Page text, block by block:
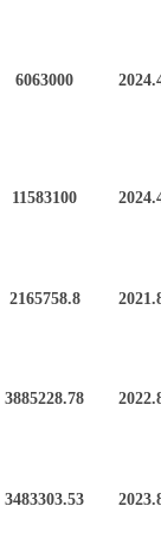
6063000
11583100
2165758.8
3885228.78
3483303.53